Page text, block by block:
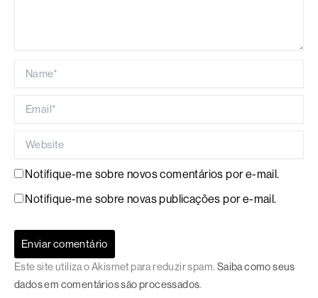
Notifique-me sobre novos comentários por e-mail.
Notifique-me sobre novas publicações por e-mail.
Este site utiliza o Akismet para reduzir spam. Saiba como seus
dados em comentários são processados.